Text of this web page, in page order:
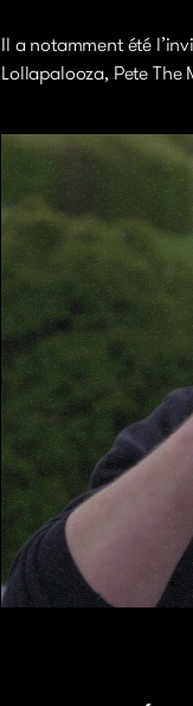
Il a notamment été
Lollapalooza, Pete